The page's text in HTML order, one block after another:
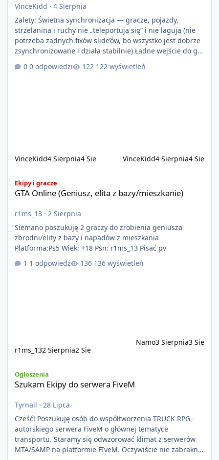
VinceKidd · 4 Sierpnia
Zalety: Świetna synchronizacja — gracze, pojazdy,
strzelanina i ruchy nie „teleportują się” i nie lagują (nie
potrzeba żadnych fixów slide’ów, bo wszystko jest dobrze
zsynchronizowane i działa stabilnie) Ładne wejście do gry
+ solidny antycheat na poziomie multiplayera Wygodne
pisanie własnych modów i skryptów (wsparcie C# / JS /
0 odpowiedzi 122 wyświetleń
VinceKidd4 Sierpnia4 Sie VinceKidd4 Sierpnia4 Sie
Ekipy i gracze
GTA Online (Geniusz, elita z bazy/mieszkanie)
r1ms_13 · 2 Sierpnia
Siemano poszukuję 2 graczy do zrobienia geniusza
zbrodni/elity z bazy i napadów z mieszkania
Platforma:Ps5 Wiek: +18 Psn: r1ms_13 Pisać pv
1 odpowiedź
136 wyświetleń
r1ms_132 Sierpnia2 Sie
Namo3 Sierpnia3 Sie
Ogłoszenia
Szukam Ekipy do serwera FiveM
Tyrnail · 28 Lipca
Cześć! Poszukuję osób do współtworzenia TRUCK RPG -
autorskiego serwera FiveM o głównej tematyce
transportu. Staramy się odwzorować klimat z serwerów
MTA/SAMP na platformie FIveM. Oczywiście nie zabraknie